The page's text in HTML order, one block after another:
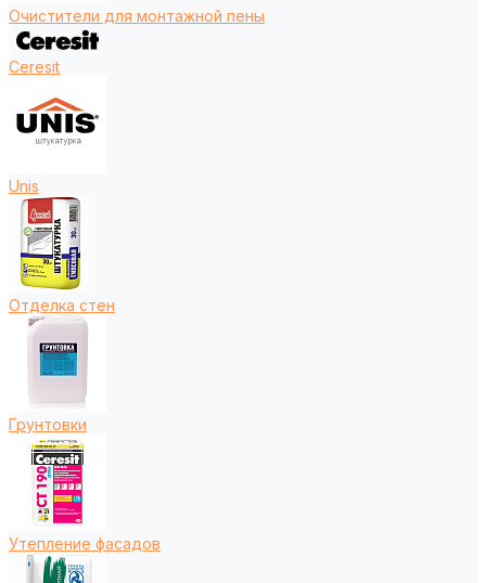
Очистители для монтажной пены
Ceresit
Unis
Отделка стен
Грунтовки
Утепление фасадов